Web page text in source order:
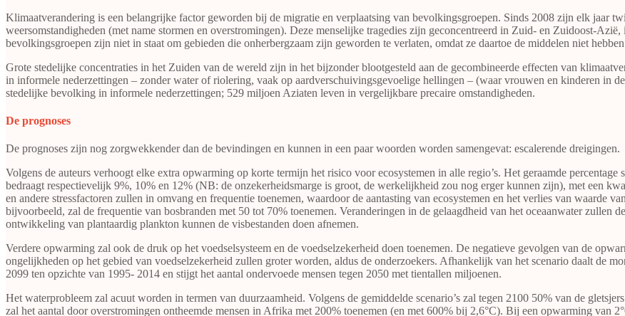
Klimaatverandering is een belangrijke factor geworden bij de migratie en verplaatsing van bevolkingsgroepen. Sinds 2008 zijn elk jaar
weersomstandigheden (met name stormen en overstromingen). Deze menselijke tragedies zijn geconcentreerd in Zuid- en Zuidoost-
bevolkingsgroepen zijn niet in staat om gebieden die onherbergzaam zijn geworden te verlaten, omdat ze daartoe de middelen niet
Grote stedelijke concentraties in het Zuiden van de wereld zijn in het bijzonder blootgesteld aan de gecombineerde effecten van
in informele nederzettingen – zonder water of riolering, vaak op aardverschuivingsgevoelige hellingen – (waar vrouwen en kinderen in
stedelijke bevolking in informele nederzettingen; 529 miljoen Aziaten leven in vergelijkbare precaire omstandigheden.
De prognoses
De prognoses zijn nog zorgwekkender dan de bevindingen en kunnen in een paar woorden worden samengevat: escalerende dreigingen.
Volgens de auteurs verhoogt elke extra opwarming op korte termijn het risico voor ecosystemen in alle regio’s. Het geraamde
bedraagt respectievelijk 9%, 10% en 12% (NB: de onzekerheidsmarge is groot, de werkelijkheid zou nog erger kunnen zijn), met een
en andere stressfactoren zullen in omvang en frequentie toenemen, waardoor de aantasting van ecosystemen en het verlies van waarde
bijvoorbeeld, zal de frequentie van bosbranden met 50 tot 70% toenemen. Veranderingen in de gelaagdheid van het oceaanwater
ontwikkeling van plantaardig plankton kunnen de visbestanden doen afnemen.
Verdere opwarming zal ook de druk op het voedselsysteem en de voedselzekerheid doen toenemen. De negatieve gevolgen van de
ongelijkheden op het gebied van voedselzekerheid zullen groter worden, aldus de onderzoekers. Afhankelijk van het scenario daalt de
2099 ten opzichte van 1995- 2014 en stijgt het aantal ondervoede mensen tegen 2050 met tientallen miljoenen.
Het waterprobleem zal acuut worden in termen van duurzaamheid. Volgens de gemiddelde scenario’s zal tegen 2100 50% van de
zal het aantal door overstromingen ontheemde mensen in Afrika met 200% toenemen (en met 600% bij 2,6°C). Bij een opwarming van